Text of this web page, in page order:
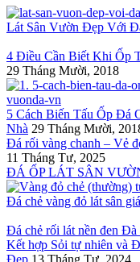
Lát Sân Vườn Đẹp Với
4 Điều Cần Biết Khi Ốp
29 Tháng Mười, 2018
5 Cách Biến Tấu Ốp Đá
Nhà 29 Tháng Mười,
Đá rối vàng chanh – Vẻ
11 Tháng Tư, 2025
ĐÁ ỐP LÁT SÂN
Đá chẻ vàng đỏ lát sân
Đá chẻ rối lát nền đen Đà
Kết hợp Sỏi tự nhiên và
Đẹp 13 Tháng Tư, 2024